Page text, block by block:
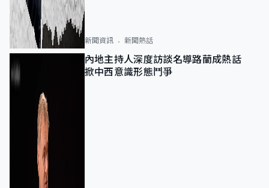
新聞資訊 新聞熱話
內地主持人深度訪談名導路蘭成熱話
掀中西意識形態鬥爭